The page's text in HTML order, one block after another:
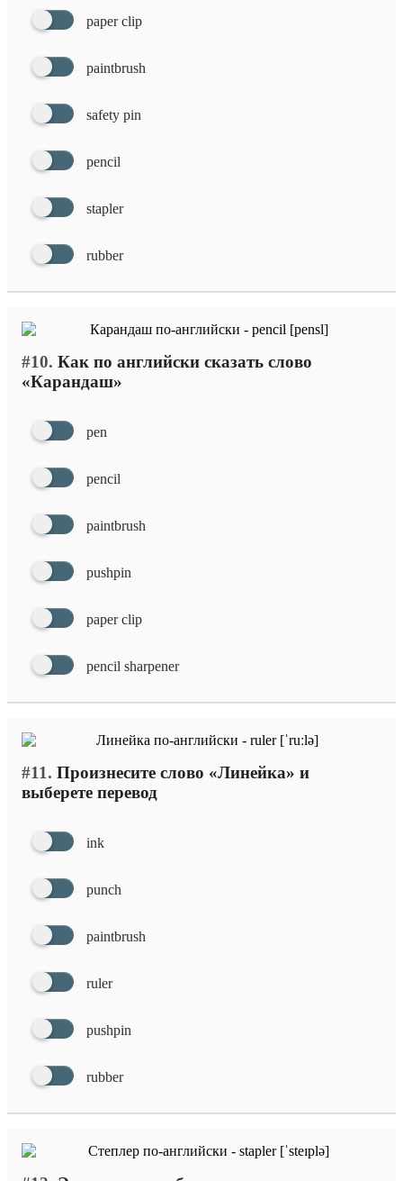
paper clip
paintbrush
safety pin
pencil
stapler
rubber
#10. Как по английски сказать слово
«Карандаш»
pen
pencil
paintbrush
pushpin
paper clip
pencil sharpener
#11. Произнесите слово «Линейка» и
выберете перевод
ink
punch
paintbrush
ruler
pushpin
rubber